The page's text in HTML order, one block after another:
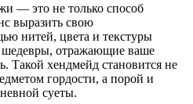
— это не только способ
выразить свою
нитей, цвета и текстуры
шедевры, отражающие ваше
Такой хендмейд становится не
гордости, а порой и
суеты.